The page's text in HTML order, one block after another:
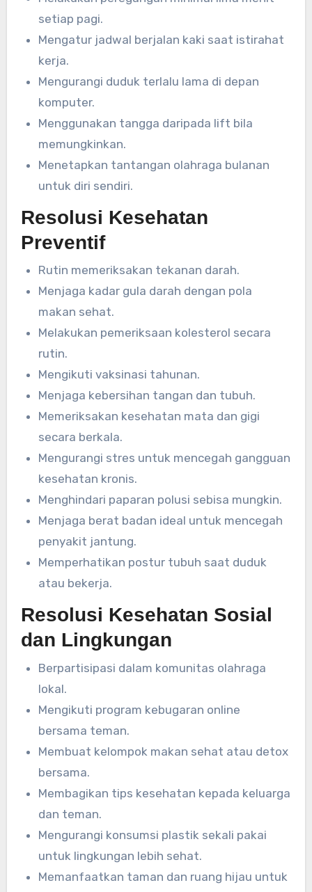
setiap pagi.
Mengatur jadwal berjalan kaki saat istirahat
kerja.
Mengurangi duduk terlalu lama di depan
komputer.
Menggunakan tangga daripada lift bila
memungkinkan.
Menetapkan tantangan olahraga bulanan
untuk diri sendiri.
Resolusi Kesehatan
Preventif
Rutin memeriksakan tekanan darah.
Menjaga kadar gula darah dengan pola
makan sehat.
Melakukan pemeriksaan kolesterol secara
rutin.
Mengikuti vaksinasi tahunan.
Menjaga kebersihan tangan dan tubuh.
Memeriksakan kesehatan mata dan gigi
secara berkala.
Mengurangi stres untuk mencegah gangguan
kesehatan kronis.
Menghindari paparan polusi sebisa mungkin.
Menjaga berat badan ideal untuk mencegah
penyakit jantung.
Memperhatikan postur tubuh saat duduk
atau bekerja.
Resolusi Kesehatan Sosial
dan Lingkungan
Berpartisipasi dalam komunitas olahraga
lokal.
Mengikuti program kebugaran online
bersama teman.
Membuat kelompok makan sehat atau detox
bersama.
Membagikan tips kesehatan kepada keluarga
dan teman.
Mengurangi konsumsi plastik sekali pakai
untuk lingkungan lebih sehat.
Memanfaatkan taman dan ruang hijau untuk